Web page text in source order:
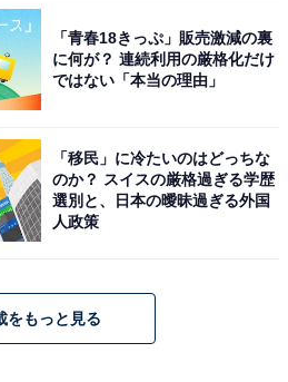
票
笹の滝は、高さ32mから岩肌
、豪快な水しぶきが特徴で
した。滝壺の近くまで近づける
を間近で感じることができま
「青春18きっぷ」販売激減の裏
に何が？ 連続利用の厳格化だけ
ではない「本当の理由」
「移民」に冷たいのはどっちな
のか？ スイスの厳格過ぎる学歴
選別と、日本の曖昧過ぎる外国
人政策
をもっと見る